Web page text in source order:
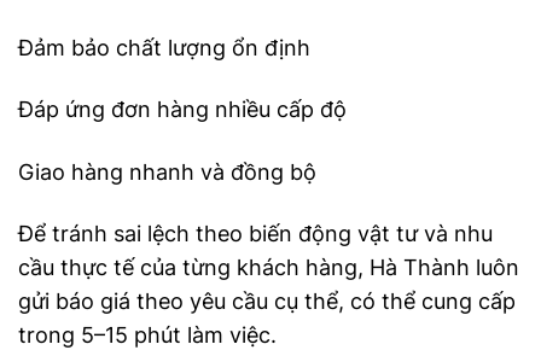
Đảm bảo chất lượng ổn định
Đáp ứng đơn hàng nhiều cấp độ
Giao hàng nhanh và đồng bộ
Để tránh sai lệch theo biến động vật tư và nhu
cầu thực tế của từng khách hàng, Hà Thành luôn
gửi báo giá theo yêu cầu cụ thể, có thể cung cấp
trong 5–15 phút làm việc.